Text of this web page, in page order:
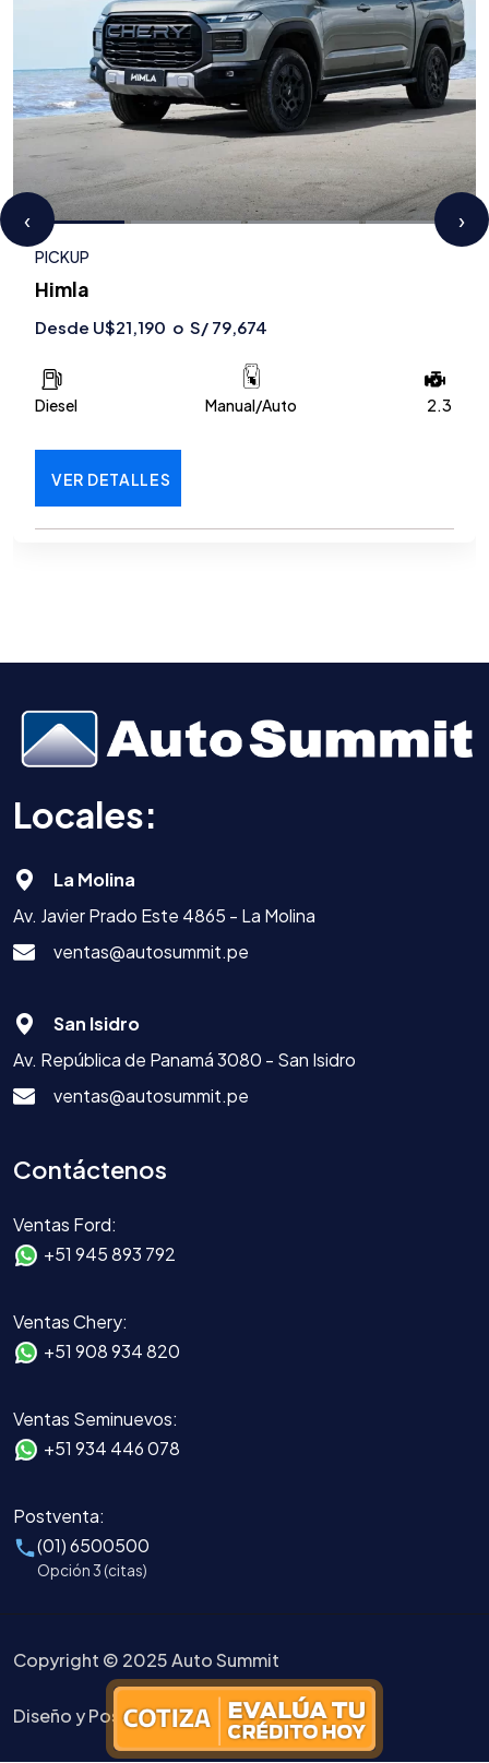
PICKUP
Himla
Desde U$21,190 o S/ 79,674
Diesel Manual/Auto 2.3
VER DETALLES
‹ ›
Locales:
La Molina
Av. Javier Prado Este 4865 - La Molina
ventas@autosummit.pe
San Isidro
Av. República de Panamá 3080 - San Isidro
ventas@autosummit.pe
Contáctenos
Ventas Ford:
+51 945 893 792
Ventas Chery:
+51 908 934 820
Ventas Seminuevos:
+51 934 446 078
Postventa:
(01) 6500500
Opción 3 (citas)
Copyright © 2025 Auto Summit
Diseño y Posicionamiento en Google